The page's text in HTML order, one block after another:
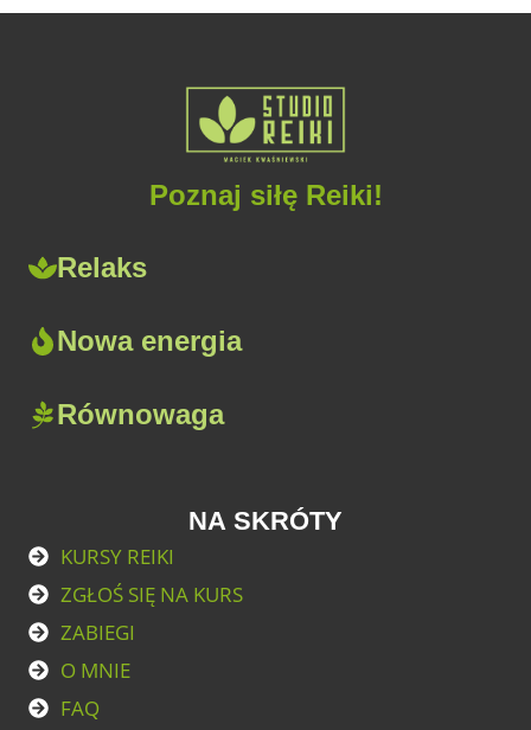
Poznaj siłę Reiki!
Relaks
Nowa energia
Równowaga
NA SKRÓTY
KURSY REIKI
ZGŁOŚ SIĘ NA KURS
ZABIEGI
O MNIE
FAQ